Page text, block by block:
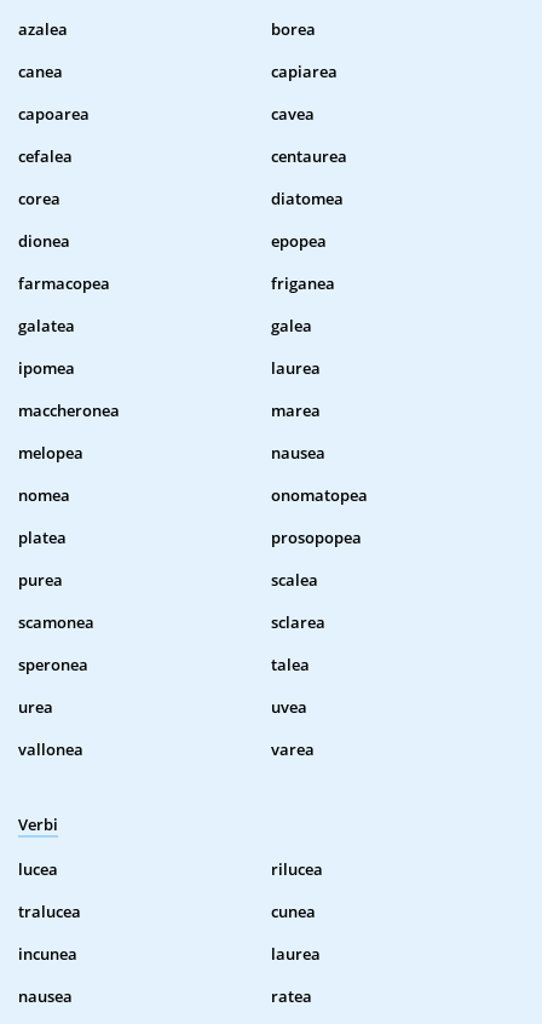
azalea
borea
canea
capiarea
capoarea
cavea
cefalea
centaurea
corea
diatomea
dionea
epopea
farmacopea
friganea
galatea
galea
ipomea
laurea
maccheronea
marea
melopea
nausea
nomea
onomatopea
platea
prosopopea
purea
scalea
scamonea
sclarea
speronea
talea
urea
uvea
vallonea
varea
Verbi
lucea
rilucea
tralucea
cunea
incunea
laurea
nausea
ratea